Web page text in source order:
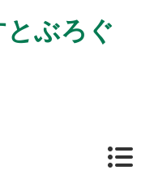
ぶろぐ